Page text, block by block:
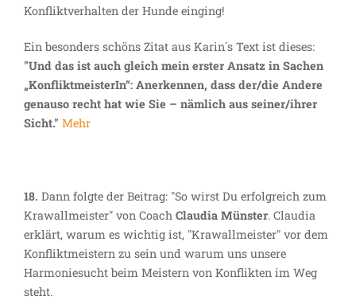
Konfliktverhalten der Hunde einging!
Ein besonders schöns Zitat aus Karin´s Text ist dieses:
"Und das ist auch gleich mein erster Ansatz in Sachen
„KonfliktmeisterIn“: Anerkennen, dass der/die Andere
genauso recht hat wie Sie – nämlich aus seiner/ihrer
Sicht." Mehr
18. Dann folgte der Beitrag: "So wirst Du erfolgreich zum
Krawallmeister" von Coach Claudia Münster. Claudia
erklärt, warum es wichtig ist, "Krawallmeister" vor dem
Konfliktmeistern zu sein und warum uns unsere
Harmoniesucht beim Meistern von Konflikten im Weg
steht.